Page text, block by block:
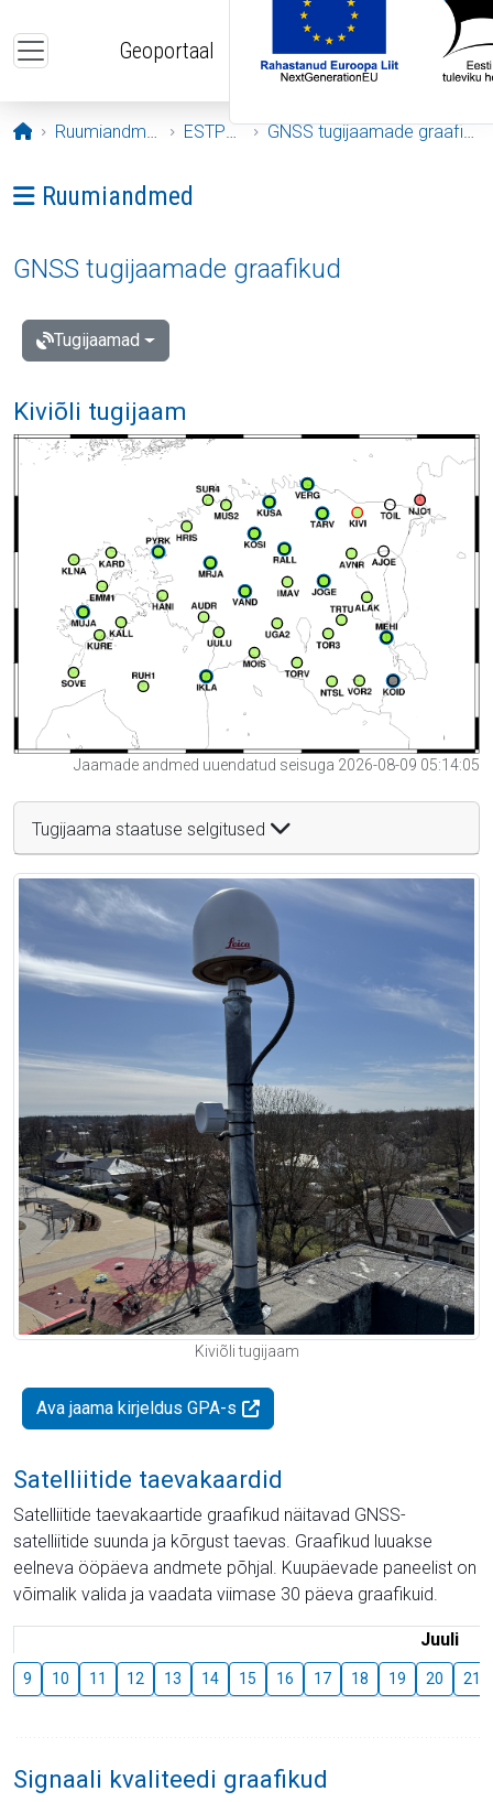
Geoportaal
Avaleht
Ruumiandmed ESTPOS GNSS tugijaamade graafikud
Ava menüü: Ruumiandmed
Ruumiandmed
GNSS tugijaamade graafikud
Tugijaamad
Kiviõli tugijaam
Jaamade andmed uuendatud seisuga 2026-08-09 05:14:05
Tugijaama staatuse selgitused
Kiviõli tugijaam
Ava jaama kirjeldus GPA-s
Satelliitide taevakaardid
Satelliitide taevakaartide graafikud näitavad GNSS-
satelliitide suunda ja kõrgust taevas. Graafikud luuakse
eelneva ööpäeva andmete põhjal. Kuupäevade paneelist on
võimalik valida ja vaadata viimase 30 päeva graafikuid.
Juuli
9 10 11 12 13 14 15 16 17 18 19 20 21
Signaali kvaliteedi graafikud